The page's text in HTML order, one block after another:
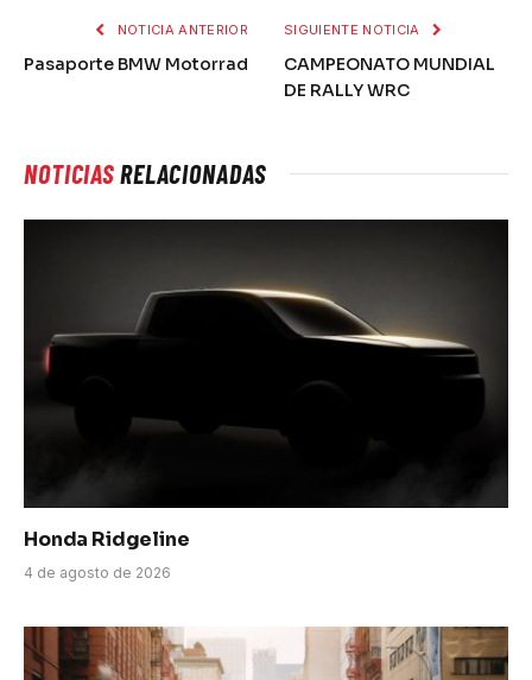
NOTICIA ANTERIOR
Pasaporte BMW Motorrad
SIGUIENTE NOTICIA
CAMPEONATO MUNDIAL
DE RALLY WRC
NOTICIASRELACIONADAS
Honda Ridgeline
4 de agosto de 2026